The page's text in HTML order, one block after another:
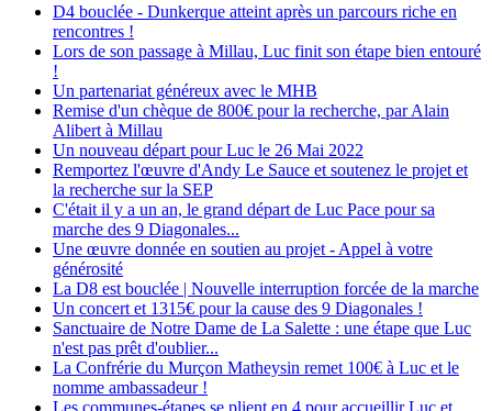
D4 bouclée - Dunkerque atteint après un parcours riche en
rencontres !
Lors de son passage à Millau, Luc finit son étape bien entouré
!
Un partenariat généreux avec le MHB
Remise d'un chèque de 800€ pour la recherche, par Alain
Alibert à Millau
Un nouveau départ pour Luc le 26 Mai 2022
Remportez l'œuvre d'Andy Le Sauce et soutenez le projet et
la recherche sur la SEP
C'était il y a un an, le grand départ de Luc Pace pour sa
marche des 9 Diagonales...
Une œuvre donnée en soutien au projet - Appel à votre
générosité
La D8 est bouclée | Nouvelle interruption forcée de la marche
Un concert et 1315€ pour la cause des 9 Diagonales !
Sanctuaire de Notre Dame de La Salette : une étape que Luc
n'est pas prêt d'oublier...
La Confrérie du Murçon Matheysin remet 100€ à Luc et le
nomme ambassadeur !
Les communes-étapes se plient en 4 pour accueillir Luc et